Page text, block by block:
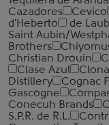
Cazadores
Cevico
d'Heberto
de
Saint Aubin/
Brothers
Christian Drouin
Clase Azul
Distillery
Cognac
Gascogne
Conecuh Brands
S.P.R. de R.L.